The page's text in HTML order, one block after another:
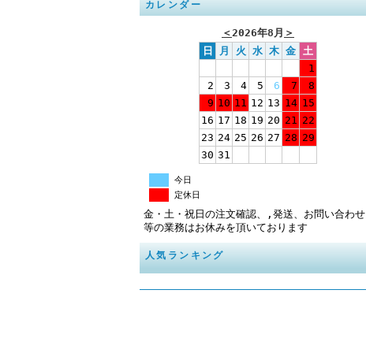
カレンダー
＜2026年8月 ＞
日
月 火 水 木 金 土
1
2
3 4 5 6 7
8
9 10 11 12 13 14 15
16 17 18 19 20 21 22
23 24 25 26 27 28 29
30 31
今日
定休日
金・土・祝日の注文確認、,発送、お問い合わせ
等の業務はお休みを頂いております
人気ランキング